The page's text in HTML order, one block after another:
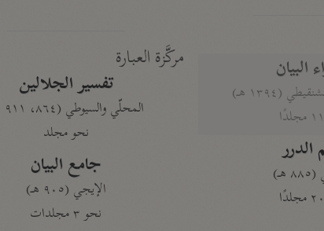
البيان
(١٣٩٤ هـ)
الدرر
هـ)
مركَّزة العبارة
تفسير الجلالين
المحلّي والسيوطي (٨٦٤، ٩١١ هـ)
نحو مجلد
جامع البيان
الإيجي (٩٠٥ هـ)
نحو ٣ مجلدات